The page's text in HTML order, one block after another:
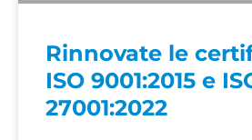
Rinnovate le
ISO 9001:2015 e
27001:2022